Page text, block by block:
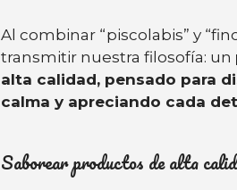
Al combinar “piscolabis” y
transmitir nuestra filosofía: un
alta calidad, pensado para
calma y apreciando cada
Saborear productos de alta